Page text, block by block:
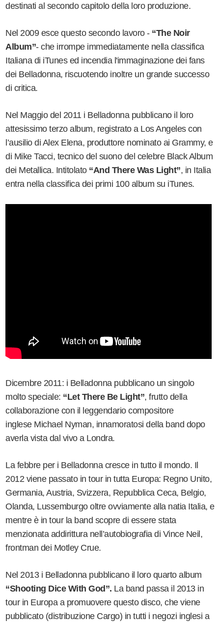
destinati al secondo capitolo della loro produzione.
Nel 2009 esce questo secondo lavoro -“The Noir
Album”- che irrompe immediatamente nella classifica
Italiana di iTunes ed incendia l'immaginazione dei fans
dei Belladonna, riscuotendo inoltre un grande successo
di critica.
Nel Maggio del 2011 i Belladonna pubblicano il loro
attesissimo terzo album, registrato a Los Angeles con
l’ausilio di Alex Elena, produttore nominato ai Grammy, e
di Mike Tacci, tecnico del suono del celebre Black Album
dei Metallica. Intitolato “And There Was Light”, in Italia
entra nella classifica dei primi 100 album su iTunes.
Dicembre 2011: i Belladonna pubblicano un singolo
molto speciale: “Let There Be Light”, frutto della
collaborazione con il leggendario compositore
inglese Michael Nyman, innamoratosi della band dopo
averla vista dal vivo a Londra.
La febbre per i Belladonna cresce in tutto il mondo. Il
2012 viene passato in tour in tutta Europa: Regno Unito,
Germania, Austria, Svizzera, Repubblica Ceca, Belgio,
Olanda, Lussemburgo oltre ovviamente alla natia Italia, e
mentre è in tour la band scopre di essere stata
menzionata addirittura nell’autobiografia di Vince Neil,
frontman dei Motley Crue.
Nel 2013 i Belladonna pubblicano il loro quarto album
“Shooting Dice With God”. La band passa il 2013 in
tour in Europa a promuovere questo disco, che viene
pubblicato (distribuzione Cargo) in tutti i negozi inglesi a